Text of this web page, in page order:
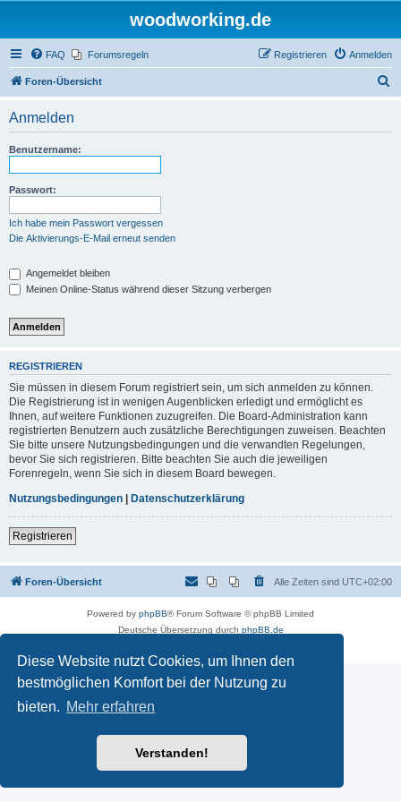
Diese Website nutzt Cookies, um Ihnen den
bestmöglichen Komfort bei der Nutzung zu
bieten. Mehr erfahren
Verstanden!
woodworking.de
FAQ Forumsregeln Anmelden
Registrieren
Foren-Übersicht
Anmelden
Benutzername:
Passwort:
Ich habe mein Passwort vergessen
Die Aktivierungs-E-Mail erneut senden
Angemeldet bleiben
Meinen Online-Status während dieser Sitzung verbergen
REGISTRIEREN
Sie müssen in diesem Forum registriert sein, um sich anmelden zu können.
Die Registrierung ist in wenigen Augenblicken erledigt und ermöglicht es
Ihnen, auf weitere Funktionen zuzugreifen. Die Board-Administration kann
registrierten Benutzern auch zusätzliche Berechtigungen zuweisen. Beachten
Sie bitte unsere Nutzungsbedingungen und die verwandten Regelungen,
bevor Sie sich registrieren. Bitte beachten Sie auch die jeweiligen
Forenregeln, wenn Sie sich in diesem Board bewegen.
Nutzungsbedingungen | Datenschutzerklärung
Registrieren
Foren-Übersicht Alle Zeiten sind UTC+02:00
Powered by phpBB® Forum Software © phpBB Limited
Deutsche Übersetzung durch phpBB.de